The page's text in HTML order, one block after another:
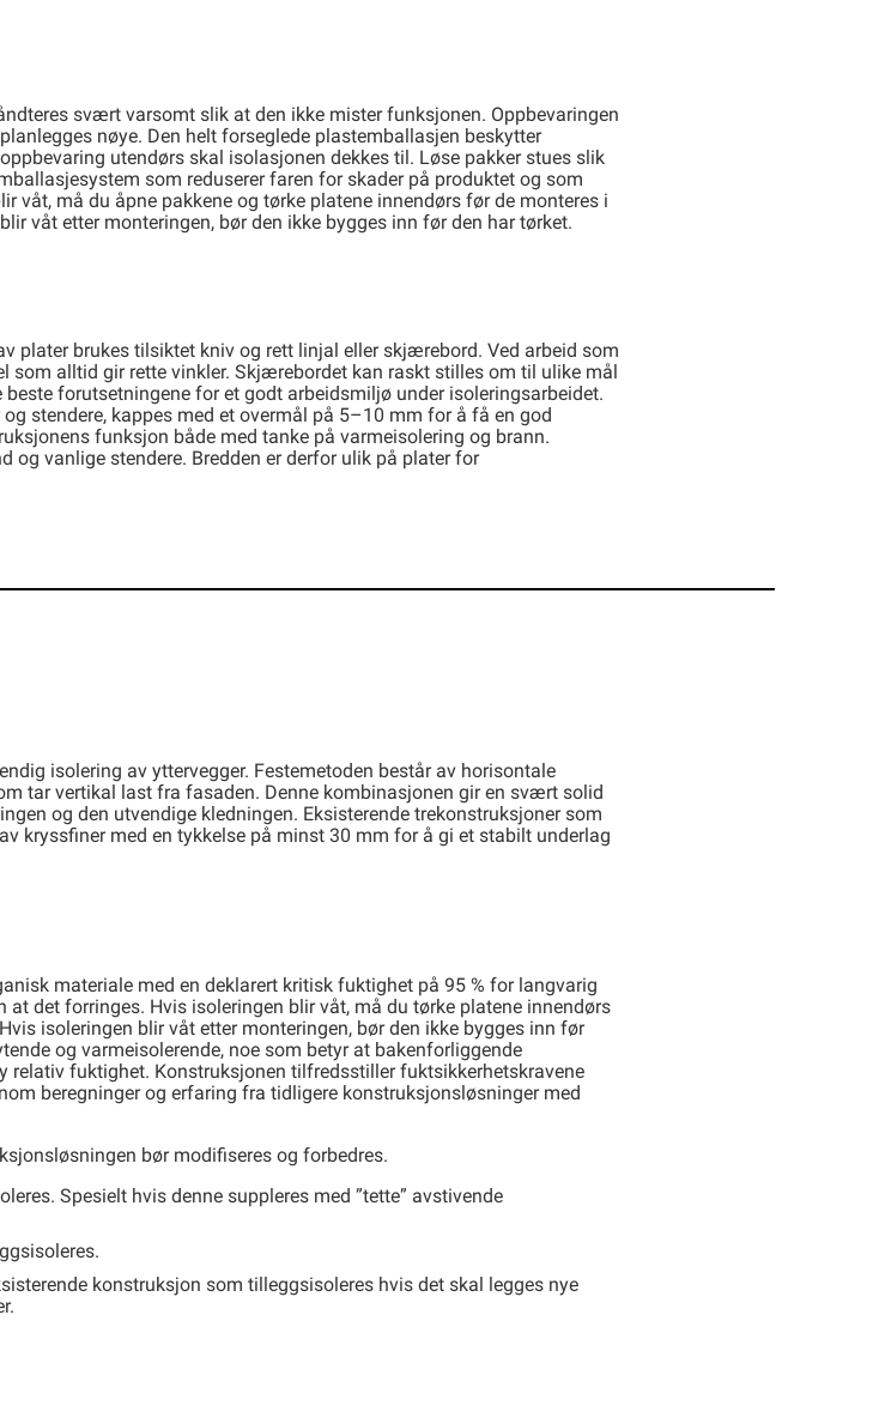
svært varsomt slik at den ikke mister funksjonen. Oppbevaringen
nøye. Den helt forseglede plastemballasjen beskytter
utendørs skal isolasjonen dekkes til. Løse pakker stues slik
som reduserer faren for skader på produktet og som
våt, må du åpne pakkene og tørke platene innendørs før de monteres i
våt etter monteringen, bør den ikke bygges inn før den har tørket.
plater brukes tilsiktet kniv og rett linjal eller skjærebord. Ved arbeid som
alltid gir rette vinkler. Skjærebordet kan raskt stilles om til ulike mål
forutsetningene for et godt arbeidsmiljø under isoleringsarbeidet.
stendere, kappes med et overmål på 5–10 mm for å få en god
funksjon både med tanke på varmeisolering og brann.
og vanlige stendere. Bredden er derfor ulik på plater for
isolering av yttervegger. Festemetoden består av horisontale
tar vertikal last fra fasaden. Denne kombinasjonen gir en svært solid
og den utvendige kledningen. Eksisterende trekonstruksjoner som
kryssfiner med en tykkelse på minst 30 mm for å gi et stabilt underlag
materiale med en deklarert kritisk fuktighet på 95 % for langvarig
det forringes. Hvis isoleringen blir våt, må du tørke platene innendørs
isoleringen blir våt etter monteringen, bør den ikke bygges inn før
og varmeisolerende, noe som betyr at bakenforliggende
relativ fuktighet. Konstruksjonen tilfredsstiller fuktsikkerhetskravene
beregninger og erfaring fra tidligere konstruksjonsløsninger med
bør modifiseres og forbedres.
Spesielt hvis denne suppleres med ”tette” avstivende
konstruksjon som tilleggsisoleres hvis det skal legges nye